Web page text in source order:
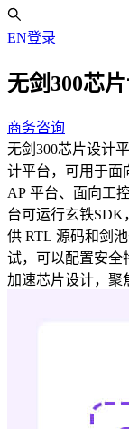
EN登录
无剑300芯
商务咨询
无剑300芯片设计
计平台，可用于面
AP 平台、面向工
台可运行玄铁SDK
供 RTL 源码和剑
试，可以配置安全
加速芯片设计，聚